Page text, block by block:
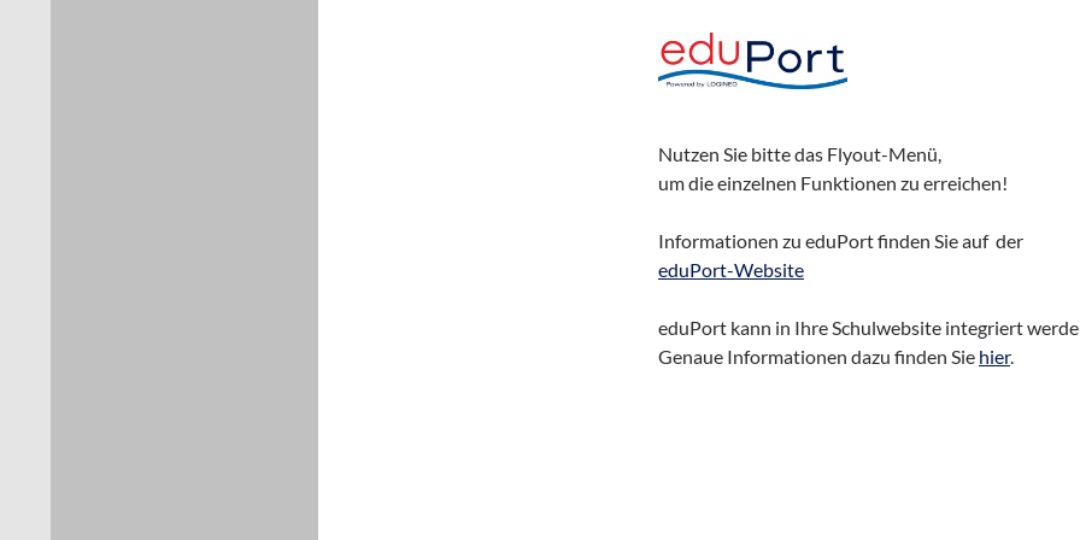
Nutzen Sie bitte das Flyout-Menü,
um die einzelnen Funktionen zu erreichen!
Informationen zu eduPort finden Sie auf der
eduPort-Website
eduPort kann in Ihre Schulwebsite integriert
Genaue Informationen dazu finden Sie hier.